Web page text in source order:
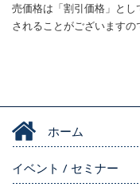
売価格は「割引価格」と
されることがございますの
ホーム
イベント / セミナー